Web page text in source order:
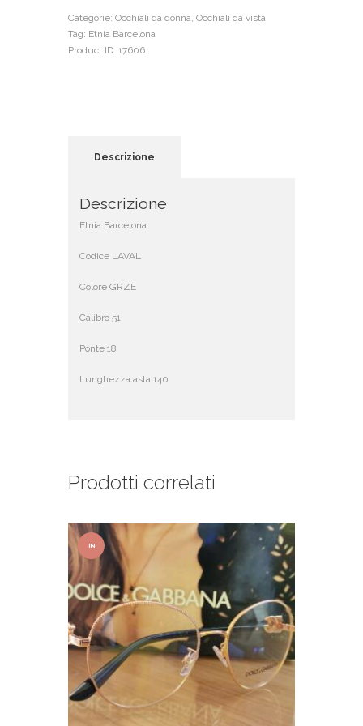
Categorie: Occhiali da donna Occhiali da vista
Tag: Etnia Barcelona
Product ID: 17606
Descrizione
Descrizione
Etnia Barcelona
Codice LAVAL
Colore GRZE
Calibro 51
Ponte 18
Lunghezza asta 140
Prodotti correlati
IN
OFFER
TA!